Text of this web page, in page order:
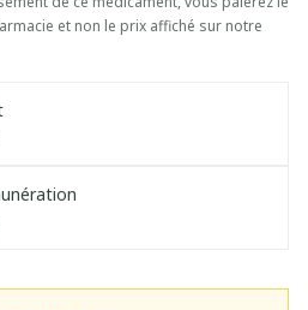
et non le prix affiché sur notre